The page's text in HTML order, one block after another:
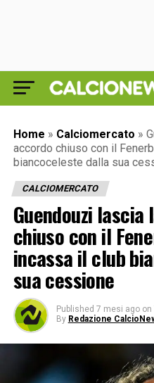
Home » Calciomercato »
accordo chiuso con il
biancoceleste dalla sua
CALCIOMERCATO
Guendouzi
chiuso con il
incassa il club
sua cessione
Published 7 mesi ago on
By Redazione